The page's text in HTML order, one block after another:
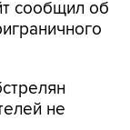
сообщил об
не